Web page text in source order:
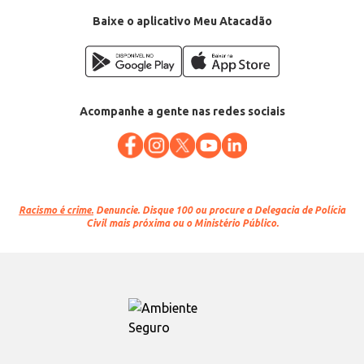
Baixe o aplicativo Meu Atacadão
Acompanhe a gente nas redes sociais
Racismo é crime. Denuncie. Disque 100 ou procure a Delegacia de Polícia
Civil mais próxima ou o Ministério Público.